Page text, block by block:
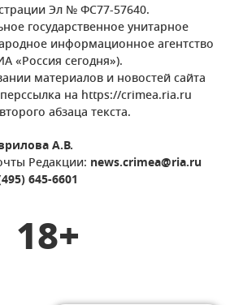
Эл № ФС77-57640.
государственное унитарное
информационное агентство
«Россия сегодня»).
материалов и новостей сайта
на https://crimea.ria.ru
абзаца текста.
А.В.
Редакции: news.crimea@ria.ru
645-6601
18+